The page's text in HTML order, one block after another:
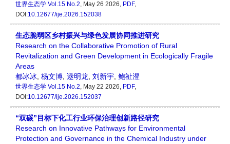
世界生态学 Vol.15 No.2, May 26 2026, PDF,
DOI:10.12677/ije.2026.152038
生态脆弱区乡村振兴与绿色发展协同推进研究
Research on the Collaborative Promotion of Rural
Revitalization and Green Development in Ecologically Fragile
Areas
都冰冰 杨文博 逯明龙 刘新宇 鲍祉澄
世界生态学 Vol.15 No.2, May 22 2026, PDF,
DOI:10.12677/ije.2026.152037
“双碳”目标下化工行业环保治理创新路径研究
Research on Innovative Pathways for Environmental
Protection and Governance in the Chemical Industry under